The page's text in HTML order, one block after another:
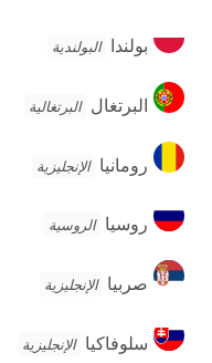
بولندا
بولندا البولندية
البرتغال
البرتغال البرتغالية
رومانيا
رومانيا الإنجليزية
روسيا
روسيا الروسية
صربيا
صربيا الإنجليزية
سلوفاكيا
سلوفاكيا الإنجليزية